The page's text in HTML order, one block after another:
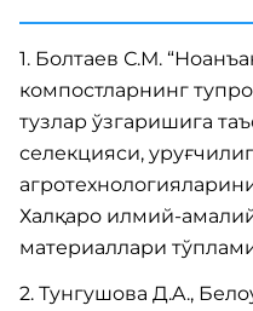
1. Болтаев С.М.
компостларнинг
тузлар ўзгаришига
селекцияси,
Халқаро илмий-
материаллари
2. Тyнгyшoвa Д.A.,